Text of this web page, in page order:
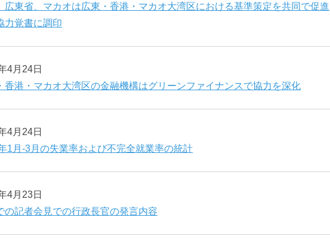
広東省、マカオは広東・香港・マカオ大湾区における基準策定を共同で促進
力覚書に調印
4月24日
香港・マカオ大湾区の金融機構はグリーンファイナンスで協力を深化
4月24日
1月-3月の失業率および不完全就業率の統計
4月23日
の記者会見での行政長官の発言内容